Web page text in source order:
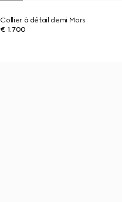
Collier à détail demi Mors
€ 1.700